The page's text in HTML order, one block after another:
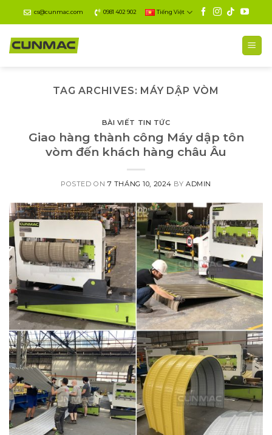
to
content
cs@cunmac.com 0981 402 902 Tiếng Việt
TAG ARCHIVES: MÁY DẬP VÒM
BÀI VIẾT TIN TỨC
Giao hàng thành công Máy dập tôn
vòm đến khách hàng châu Âu
POSTED ON 7 THÁNG 10, 2024 BY ADMIN